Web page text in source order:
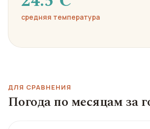
средняя температура
ДЛЯ СРАВНЕНИЯ
Погода по месяцам за